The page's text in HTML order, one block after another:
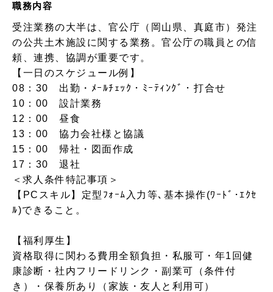
職務内容
受注業務の大半は、官公庁（岡山県、真庭市）発注
の公共土木施設に関する業務。官公庁の職員との信
頼、連携、協調が重要です。
【一日のスケジュール例】
08：30 出勤・ﾒｰﾙﾁｪｯｸ・ﾐｰﾃｨﾝｸﾞ・打合せ
10：00 設計業務
12：00 昼食
13：00 協力会社様と協議
15：00 帰社・図面作成
17：30 退社
＜求人条件特記事項＞
【PCスキル】定型ﾌｫｰﾑ入力等､基本操作(ﾜｰﾄﾞ･ｴｸｾ
ﾙ)できること。
【福利厚生】
資格取得に関わる費用全額負担・私服可・年1回健
康診断・社内フリードリンク・副業可（条件付
き）・保養所あり（家族・友人と利用可）